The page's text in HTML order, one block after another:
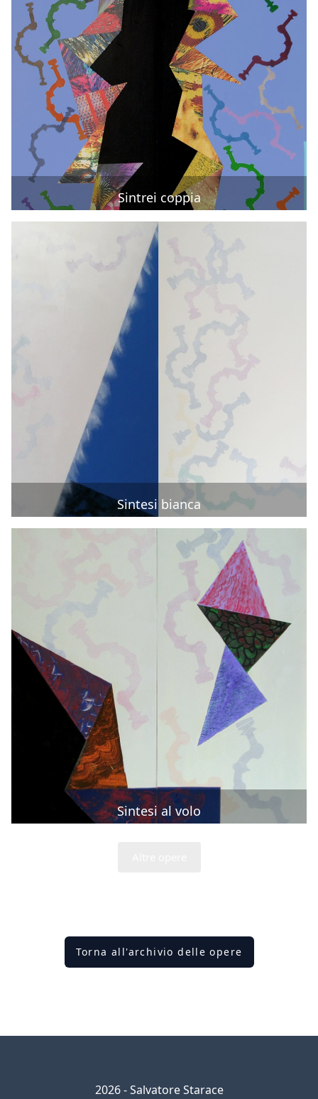
Sintrei coppia
Sintesi bianca
Sintesi al volo
Torna all'archivio delle opere
2026 - Salvatore Starace